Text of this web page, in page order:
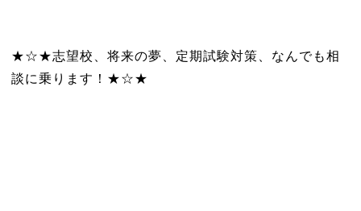
★☆★志望校、将来の夢、定期試験対策、なんでも相
談に乗ります！★☆★